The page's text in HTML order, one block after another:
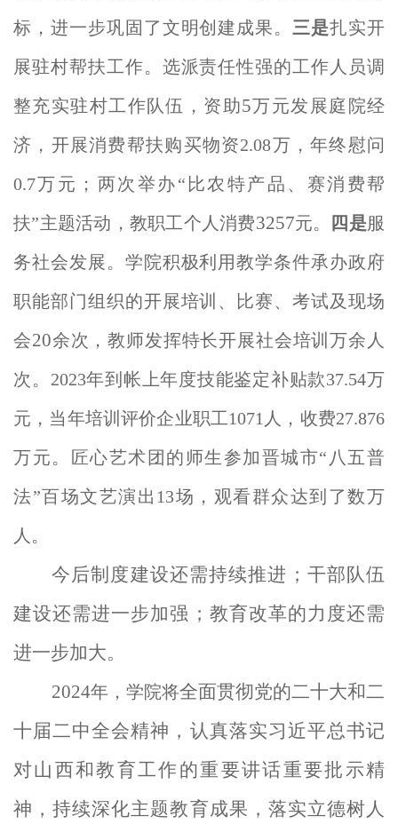
标，进一步巩固了文明创建成果。 三是扎实开
展驻村帮扶工作。选派责任性强的工作人员调
整充实驻村工作队伍，资助5万元发展庭院经
济，开展消费帮扶购买物资2.08万，年终慰问
0.7万元；两次举办“ 比农特产品、赛消费帮
扶”主题活动，教职工个人消费3257元。 四是服
务社会发展。学院积极利用教学条件承办政府
职能部门组织的开展培训、比赛、考试及现场
会20余次，教师发挥特长开展社会培训万余人
次。 2023年到帐上年度技能鉴定补贴款37.54万
元，当年培训评价企业职工1071 人，收费27.876
万元。匠心艺术团的师生参加晋城市“ 八五普
法”百场文艺演出 13场，观看群众达到了数万
人。
今后制度建设还需持续推进；干部队伍
建设还需进一步加强； 教育改革的力度还需
进一步加大。
2024年，学院将全面贯彻党的二十大和二
十届二中全会精神，认真落实习近平总书记
对山西和教育工作的重要讲话重要批示精
神，持续深化主题教育成果， 落实立德树人